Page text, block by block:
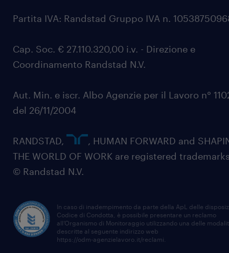
Partita IVA: Randstad Gruppo IVA n.
Cap. Soc. € 27.110.320,00 i.v. - Direzione e
Coordinamento Randstad N.V.
Aut. Min. e iscr. Albo Agenzie per il Lavoro n°
del 26/11/2004
RANDSTAD,
, HUMAN FORWARD and
THE WORLD OF WORK are registered
© Randstad N.V.
In caso di inadempimento da parte della ApL delle
Codice di Condotta, è possibile presentare un reclamo
all’Organismo di Monitoraggio utilizzando una delle
descritte al seguente indirizzo web
https://odm-agenzielavoro.it/reclami